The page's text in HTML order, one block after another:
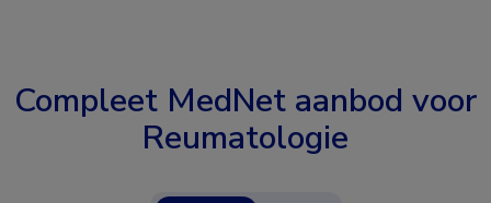
Compleet MedNet aanbod voor
Reumatologie